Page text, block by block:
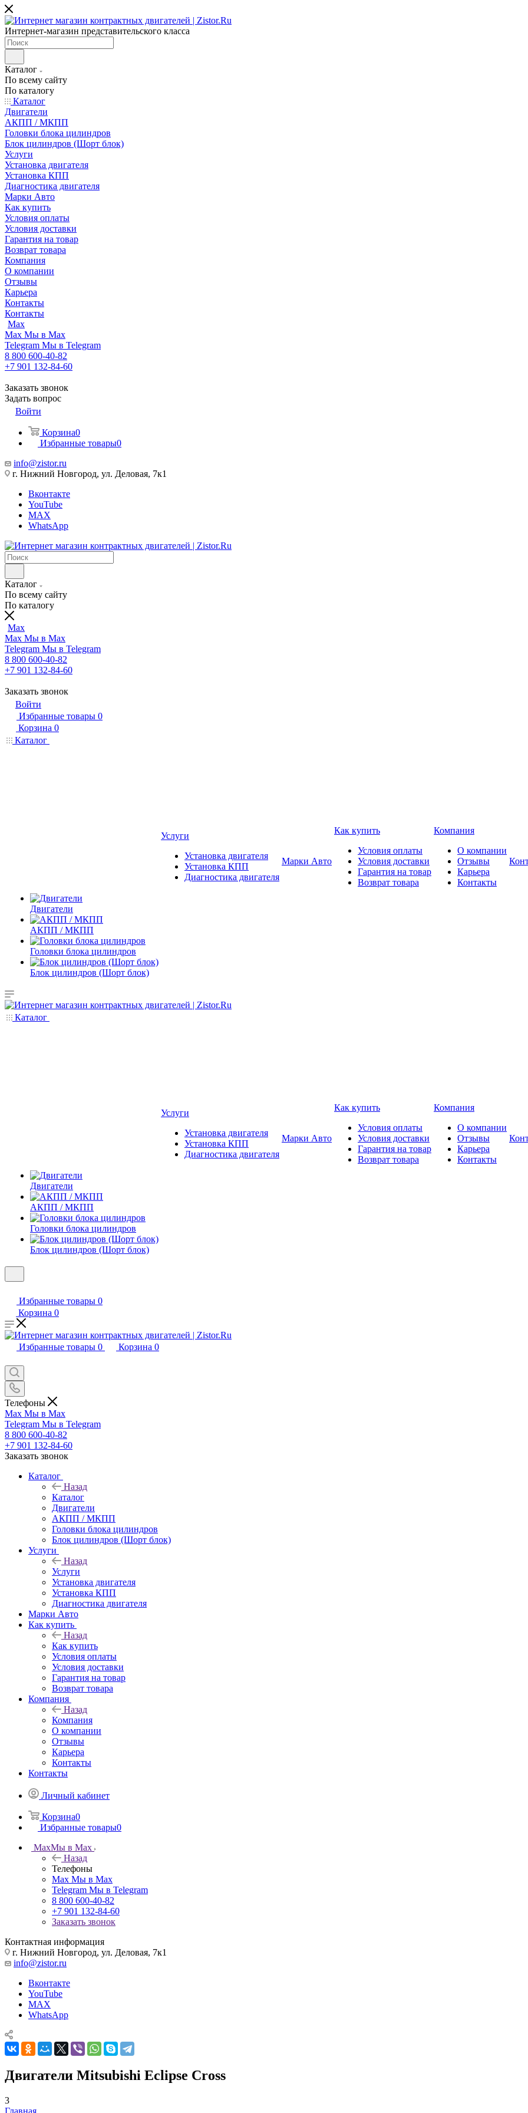
Интернет-магазин представительского класса
Каталог
По всему сайту
По каталогу
Каталог
Двигатели
АКПП / МКПП
Головки блока цилиндров
Блок цилиндров (Шорт блок)
Услуги
Установка двигателя
Установка КПП
Диагностика двигателя
Марки Авто
Как купить
Условия оплаты
Условия доставки
Гарантия на товар
Возврат товара
Компания
О компании
Отзывы
Карьера
Контакты
Контакты
Max
Max Мы в Max
Telegram Мы в Telegram
8 800 600-40-82
+7 901 132-84-60
Заказать звонок
Задать вопрос
Войти
Корзина0
Избранные товары0
info@zistor.ru
г. Нижний Новгород, ул. Деловая, 7к1
Вконтакте
YouTube
MAX
WhatsApp
Каталог
По всему сайту
По каталогу
Max
Max Мы в Max
Telegram Мы в Telegram
8 800 600-40-82
+7 901 132-84-60
Заказать звонок
Войти
Избранные товары 0
Корзина 0
Каталог
Двигатели
АКПП / МКПП
Головки блока цилиндров
Блок цилиндров (Шорт блок)
Услуги
Установка двигателя
Установка КПП
Диагностика двигателя
Марки Авто
Как купить
Условия оплаты
Условия доставки
Гарантия на товар
Возврат товара
Компания
О компании
Отзывы
Карьера
Контакты
Каталог
Двигатели
АКПП / МКПП
Головки блока цилиндров
Блок цилиндров (Шорт блок)
Услуги
Установка двигателя
Установка КПП
Диагностика двигателя
Марки Авто
Как купить
Условия оплаты
Условия доставки
Гарантия на товар
Возврат товара
Компания
О компании
Отзывы
Карьера
Контакты
Избранные товары 0
Корзина 0
Избранные товары 0 Корзина 0
Телефоны
Max Мы в Max
Telegram Мы в Telegram
8 800 600-40-82
+7 901 132-84-60
Заказать звонок
Каталог
Назад
Каталог
Двигатели
АКПП / МКПП
Головки блока цилиндров
Блок цилиндров (Шорт блок)
Услуги
Назад
Услуги
Установка двигателя
Установка КПП
Диагностика двигателя
Марки Авто
Как купить
Назад
Как купить
Условия оплаты
Условия доставки
Гарантия на товар
Возврат товара
Компания
Назад
Компания
О компании
Отзывы
Карьера
Контакты
Контакты
Личный кабинет
Корзина0
Избранные товары0
MaxМы в Max
Назад
Телефоны
Max Мы в Max
Telegram Мы в Telegram
8 800 600-40-82
+7 901 132-84-60
Заказать звонок
Контактная информация
г. Нижний Новгород, ул. Деловая, 7к1
info@zistor.ru
Вконтакте
YouTube
MAX
WhatsApp
Двигатели Mitsubishi Eclipse Cross
3
Главная